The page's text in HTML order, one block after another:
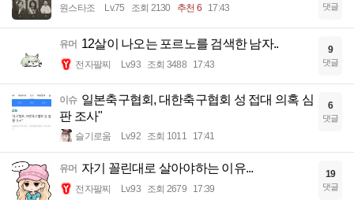
원스타조 Lv.75 조회 2130 추천 6 17:43 댓글
유머 12살이 나오는 포르노를 검색한 남자..
전자팔찌 Lv.93 조회 3488 17:43
9
댓글
이슈 일본축구협회, 대한축구협회 성 접대 의혹 심
판 조사"
슬기로움 Lv.92 조회 1011 17:41
6
댓글
유머 자기 꼴린대로 살아야하는 이유...
전자팔찌 Lv.93 조회 2679 17:39
19
댓글